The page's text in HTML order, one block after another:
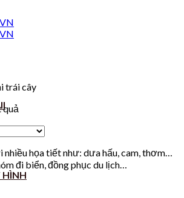
trái cây
quả
nhiều họa tiết như: dưa hấu, cam, thơm…
đi biển, đồng phục du lịch…